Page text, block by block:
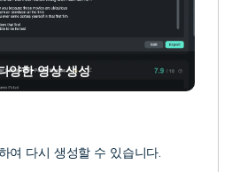
양한 영상 생성
여 다시 생성할 수 있습니다.